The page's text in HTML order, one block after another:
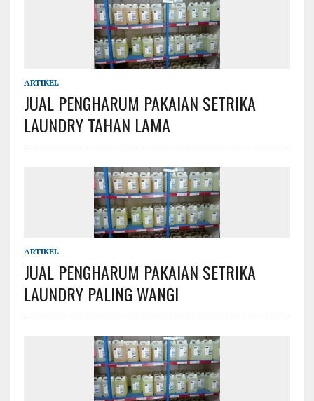
ARTIKEL
JUAL PENGHARUM PAKAIAN SETRIKA
LAUNDRY TAHAN LAMA
ARTIKEL
JUAL PENGHARUM PAKAIAN SETRIKA
LAUNDRY PALING WANGI